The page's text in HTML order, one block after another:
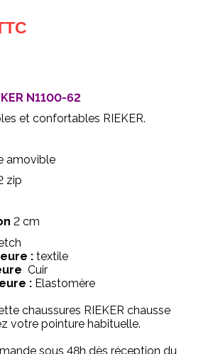
N1100-62
et confortables RIEKER.
amovible
zip
2 cm
: textile
Cuir
: Elastomère
chaussures RIEKER chausse
votre pointure habituelle.
sous 48h dès réception du